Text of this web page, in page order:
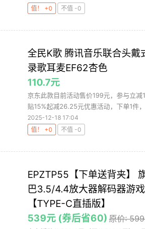
值！ +0 不值 -0
全民K歌 腾讯音乐联合头
录歌耳麦EF62杏色
110.7元
京东此款目前活动售价199元，参与立
贴15%起减26.25元优惠活动，下单1件
2025-12-18 17:04
值！ +0
不值 -0
EPZTP55【下单送背夹】
巴3.5/4.4放大器解码器游
【TYPE-C直插版】
539元 (券后省60) 原价: